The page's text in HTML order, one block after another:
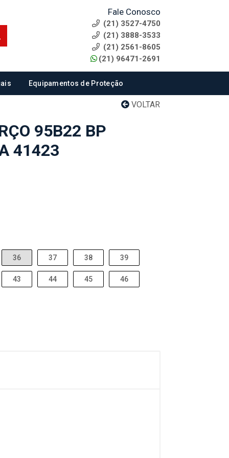
Fale Conosco
(21) 3527-4750
(21) 3888-3533
(21) 2561-8605
(21) 96471-2691
Equipamentos de Proteção
VOLTAR
95B22 BP
41423
36 37 38 39
43 44 45 46